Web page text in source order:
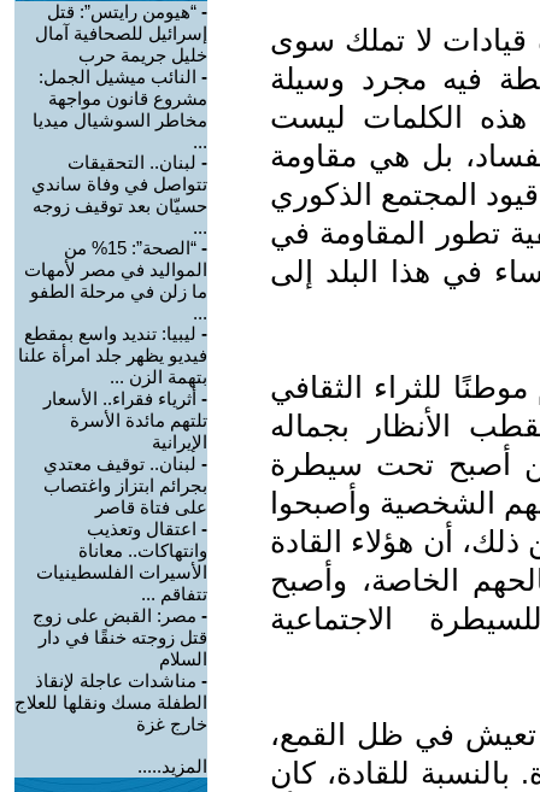
لا تملك سوى
فيه مجرد وسيلة
هذه الكلمات ليست
بل هي مقاومة
المجتمع الذكوري
تطور المقاومة في
في هذا البلد إلى
للثراء الثقافي
الأنظار بجماله
أصبح تحت سيطرة
الشخصية وأصبحوا
أن هؤلاء القادة
الخاصة، وأصبح
الاجتماعية
تعيش في ظل القمع،
للقادة، كان
- “هيومن رايتس”: قتل
إسرائيل للصحافية آمال
خليل جريمة حرب
- النائب ميشيل الجمل:
مشروع قانون مواجهة
مخاطر السوشيال ميديا
...
- لبنان.. التحقيقات
تتواصل في وفاة ساندي
حسيّان بعد توقيف زوجه
...
-
“الصحة”: 15% من
المواليد في مصر لأمهات
ما زلن في مرحلة الطفو
...
- ليبيا: تنديد واسع بمقطع
فيديو يظهر جلد امرأة علنا
بتهمة الزن ...
- أثرياء فقراء.. الأسعار
تلتهم مائدة الأسرة
الإيرانية
- لبنان.. توقيف معتدي
بجرائم ابتزاز واغتصاب
على فتاة قاصر
- اعتقال وتعذيب
وانتهاكات.. معاناة
الأسيرات الفلسطينيات
تتفاقم ...
- مصر: القبض على زوج
قتل زوجته خنقًا في دار
السلام
- مناشدات عاجلة لإنقاذ
الطفلة مسك ونقلها للعلاج
خارج غزة
المزيد.....